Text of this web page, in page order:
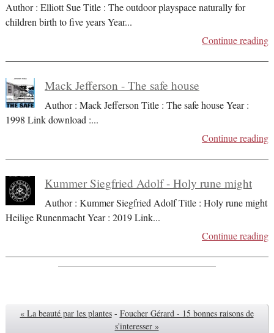
Author : Elliott Sue Title : The outdoor playspace naturally for
children birth to five years Year...
Continue reading
Mack Jefferson - The safe house
Author : Mack Jefferson Title : The safe house Year :
1998 Link download :...
Continue reading
Kummer Siegfried Adolf - Holy rune might
Author : Kummer Siegfried Adolf Title : Holy rune might
Heilige Runenmacht Year : 2019 Link...
Continue reading
« La beauté par les plantes - Foucher Gérard - 15 bonnes raisons de
s'interesser »